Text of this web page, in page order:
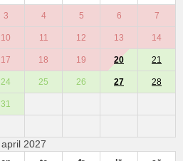
3 4 5 6 7
10 11 12 13 14
17 18 19 20 21
24 25 26 27 28
31
april 2027